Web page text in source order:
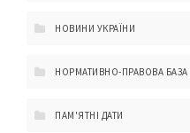
НОВИНИ УКРАЇНИ
НОРМАТИВНО-ПРАВОВА БАЗА
ПАМ'ЯТНІ ДАТИ